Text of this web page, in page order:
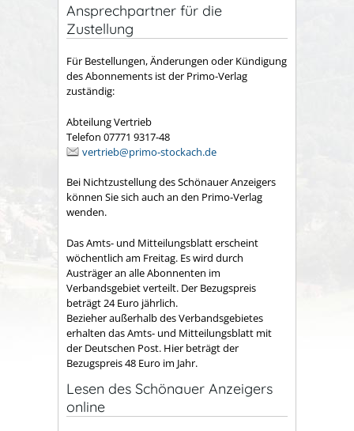
Ansprechpartner für die
Zustellung
Für Bestellungen, Änderungen oder Kündigung
des Abonnements ist der Primo-Verlag
zuständig:
Abteilung Vertrieb
Telefon 07771 9317-48
vertrieb@primo-stockach.de
Bei Nichtzustellung des Schönauer Anzeigers
können Sie sich auch an den Primo-Verlag
wenden.
Das Amts- und Mitteilungsblatt erscheint
wöchentlich am Freitag. Es wird durch
Austräger an alle Abonnenten im
Verbandsgebiet verteilt. Der Bezugspreis
beträgt 24 Euro jährlich.
Bezieher außerhalb des Verbandsgebietes
erhalten das Amts- und Mitteilungsblatt mit
der Deutschen Post. Hier beträgt der
Bezugspreis 48 Euro im Jahr.
Lesen des Schönauer Anzeigers
online